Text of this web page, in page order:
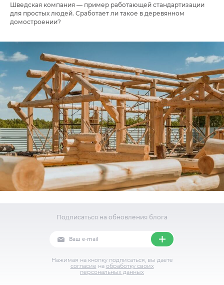
Шведская компания — пример работающей стандартизации
для простых людей. Сработает ли такое в деревянном
домостроении?⁣⁣
Подписаться на обновления блога
Нажимая на кнопку подписаться, вы даете
согласие на обработку своих
персональных данных